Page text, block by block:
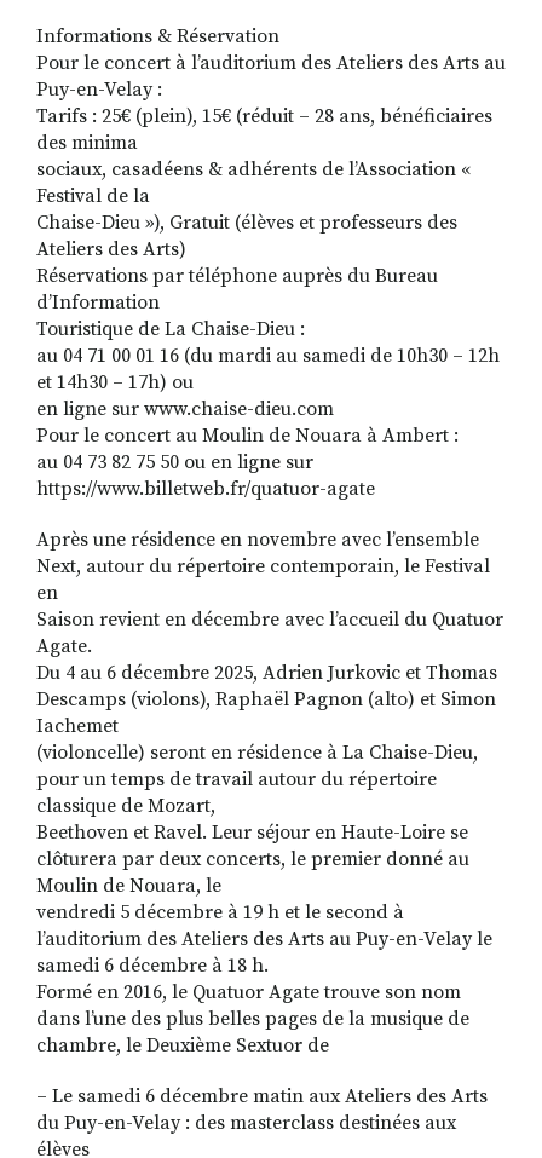
Informations & Réservation
Pour le concert à l’auditorium des Ateliers des Arts au
Puy-en-Velay :
Tarifs : 25€ (plein), 15€ (réduit – 28 ans, bénéficiaires
des minima
sociaux, casadéens & adhérents de l’Association «
Festival de la
Chaise-Dieu »), Gratuit (élèves et professeurs des
Ateliers des Arts)
Réservations par téléphone auprès du Bureau
d’Information
Touristique de La Chaise-Dieu :
au 04 71 00 01 16 (du mardi au samedi de 10h30 – 12h
et 14h30 – 17h) ou
en ligne sur www.chaise-dieu.com
Pour le concert au Moulin de Nouara à Ambert :
au 04 73 82 75 50 ou en ligne sur
https://www.billetweb.fr/quatuor-agate
Après une résidence en novembre avec l’ensemble
Next, autour du répertoire contemporain, le Festival
en
Saison revient en décembre avec l’accueil du Quatuor
Agate.
Du 4 au 6 décembre 2025, Adrien Jurkovic et Thomas
Descamps (violons), Raphaël Pagnon (alto) et Simon
Iachemet
(violoncelle) seront en résidence à La Chaise-Dieu,
pour un temps de travail autour du répertoire
classique de Mozart,
Beethoven et Ravel. Leur séjour en Haute-Loire se
clôturera par deux concerts, le premier donné au
Moulin de Nouara, le
vendredi 5 décembre à 19 h et le second à
l’auditorium des Ateliers des Arts au Puy-en-Velay le
samedi 6 décembre à 18 h.
Formé en 2016, le Quatuor Agate trouve son nom
dans l’une des plus belles pages de la musique de
chambre, le Deuxième Sextuor de
– Le samedi 6 décembre matin aux Ateliers des Arts
du Puy-en-Velay : des masterclass destinées aux
élèves